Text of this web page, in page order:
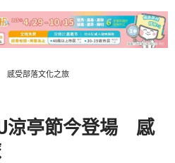
感受部落文化之旅
涼亭節今登場 感